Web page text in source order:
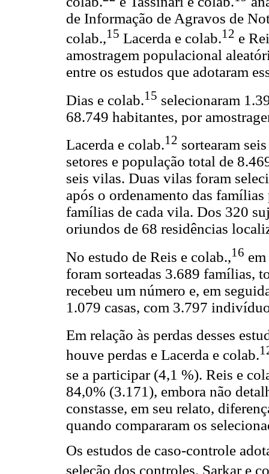
de Informação de Agravos de
colab.,15 Lacerda e colab.12 e
amostragem populacional
entre os estudos que adotaram
Dias e colab.15 selecionaram
68.749 habitantes, por
Lacerda e colab.12 sortearam
setores e população total de
seis vilas. Duas vilas foram
após o ordenamento das
famílias de cada vila. Dos 320
oriundos de 68 residências
No estudo de Reis e colab.,16
foram sorteadas 3.689 famílias,
recebeu um número e, em
1.079 casas, com 3.797
Em relação às perdas desses
houve perdas e Lacerda e colab.
se a participar (4,1 %). Reis e
84,0% (3.171), embora não
constasse, em seu relato,
quando compararam os
Os estudos de caso-controle
seleção dos controles. Sarkar e